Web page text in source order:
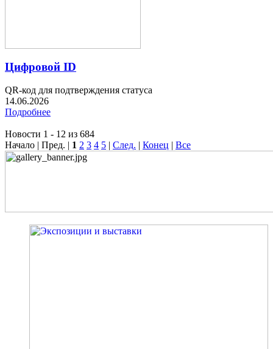
Цифровой ID
QR-код для подтверждения статуса
14.06.2026
Подробнее
Новости 1 - 12 из 684
Начало | Пред. | 1 2 3 4 5 | След. | Конец | Все